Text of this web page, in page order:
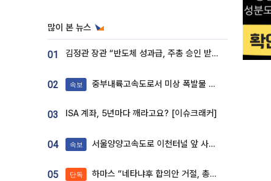
많이 본 뉴스
01 김정관 장관 “반도체 성과급, 주총 승인 받도록”…상법·자본시장법 개정 시사
02 속보 중부내륙고속도로서 미상 폭발물 발견
03 ISA 계좌, 5년마다 깨라고요? [이슈크래커]
04 속보 서울양양고속도로 이천터널 앞 사고 발생
05 단독 하마스 “네타냐후 합의안 거절, 총선 앞두고 시간 끌기”